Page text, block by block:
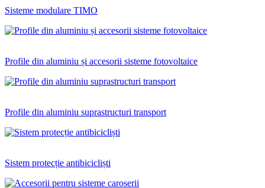
Sisteme modulare TIMO
Profile din aluminiu și accesorii sisteme fotovoltaice
Profile din aluminiu suprastructuri transport
Sistem protecție antibicicliști